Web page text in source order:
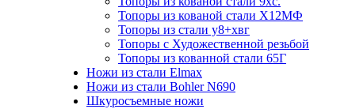
Топоры из кованой стали Х12МФ
Топоры из стали у8+хвг
Топоры с Художественной резьбой
Топоры из кованной стали 65Г
Ножи из стали Elmax
Ножи из стали Bohler N690
Шкуросъемные ножи